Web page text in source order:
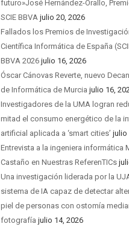
futuro»José Hernández-Orallo,
SCIE BBVA julio 20, 2026
Fallados los Premios de
Científica Informática de España
BBVA 2026 julio 16, 2026
Óscar Cánovas Reverte, nuevo
de Informática de Murcia julio 16,
Investigadores de la UMA logran
mitad el consumo energético de la
artificial aplicada a ‘smart cities’ julio
Entrevista a la ingeniera informática
Castaño en Nuestras ReferenTICs
Una investigación liderada por la
sistema de IA capaz de detectar
piel de personas con ostomía
fotografía julio 14, 2026